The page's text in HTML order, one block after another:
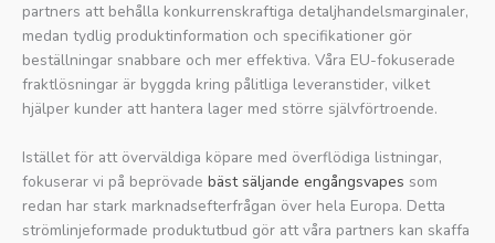
partners att behålla konkurrenskraftiga detaljhandelsmarginaler,
medan tydlig produktinformation och specifikationer gör
beställningar snabbare och mer effektiva. Våra EU-fokuserade
fraktlösningar är byggda kring pålitliga leveranstider, vilket
hjälper kunder att hantera lager med större självförtroende.
Istället för att överväldiga köpare med överflödiga listningar,
fokuserar vi på beprövade bäst säljande engångsvapes som
redan har stark marknadsefterfrågan över hela Europa. Detta
strömlinjeformade produktutbud gör att våra partners kan skaffa